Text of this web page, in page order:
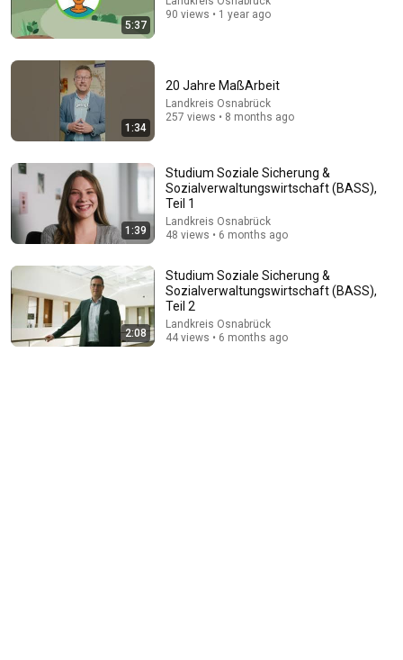
Will She BURN Him Like His Ex? | UDY Loyalty Test
UDY
New
554K views
5:37
90 views • 1 year ago
1:34
20 Jahre MaßArbeit
Landkreis Osnabrück
257 views • 8 months ago
1:39
Studium Soziale Sicherung &
Sozialverwaltungswirtschaft (BASS),
Teil 1
Landkreis Osnabrück
48 views • 6 months ago
2:08
Studium Soziale Sicherung &
Sozialverwaltungswirtschaft (BASS),
Teil 2
Landkreis Osnabrück
44 views • 6 months ago